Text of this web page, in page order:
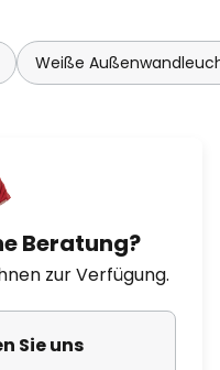
Weiße
Beratung?
zur Verfügung.
Sie uns